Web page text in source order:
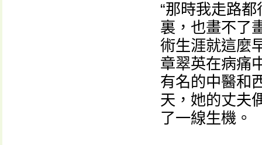
“那時我走路
裏，也畫不了
術生涯就這麼
章翠英在病痛
有名的中醫和
天，她的丈夫
了一線生機。